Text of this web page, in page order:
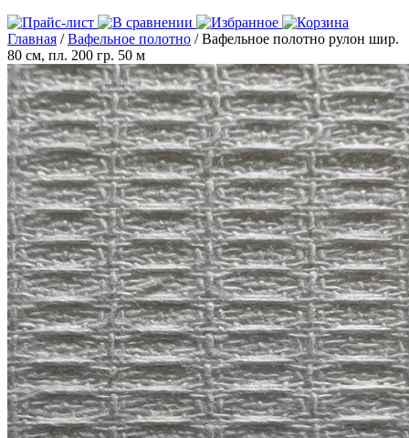
Главная /Вафельное полотно / Вафельное полотно рулон шир.
80 см, пл. 200 гр. 50 м